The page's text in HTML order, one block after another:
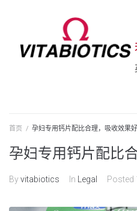
首页 / 孕妇专用钙片配比合理，吸收效果好
孕妇专用钙片配比
Byvitabiotics In Legal Posted